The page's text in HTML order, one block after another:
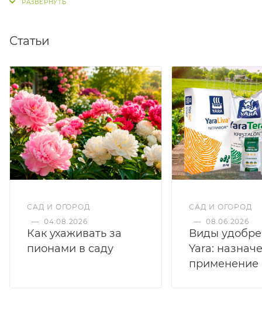
Статьи
САД И ОГОРОД
— 04.08.2026
Как ухаживать за
пионами в саду
САД И ОГОРОД
— 08.06.2026
Виды
Yara:
применение